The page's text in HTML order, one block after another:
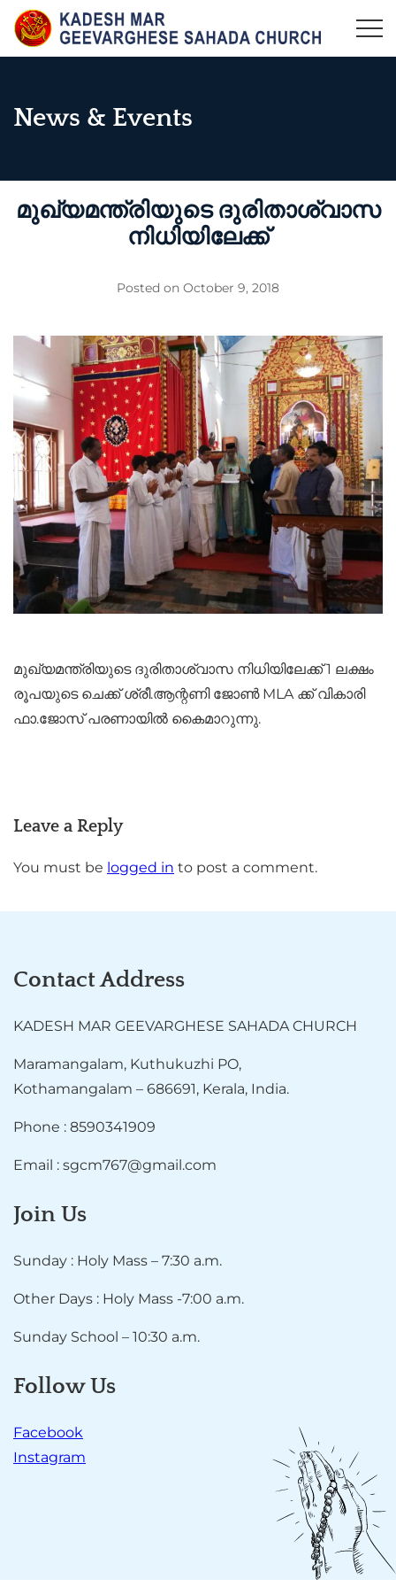
Skip
content
KADESH MAR GEEVARGHESE SAHADA CHURCH,
Maramangalam Pally
News & Events
മുഖ്യമന്ത്രിയുടെ ദുരിതാശ്വാസ
നിധിയിലേക്ക്
Posted on October 9, 2018
മുഖ്യമന്ത്രിയുടെ ദുരിതാശ്വാസ നിധിയിലേക്ക് 1 ലക്ഷം
രൂപയുടെ ചെക്ക് ശ്രീ.ആന്റണി ജോൺ MLA ക്ക് വികാരി
ഫാ.ജോസ് പരണായിൽ കൈമാറുന്നു.
Leave a Reply
You must be logged in to post a comment.
Contact Address
KADESH MAR GEEVARGHESE SAHADA CHURCH
Maramangalam, Kuthukuzhi PO,
Kothamangalam – 686691, Kerala, India.
Phone : 8590341909
Email : sgcm767@gmail.com
Join Us
Sunday : Holy Mass – 7:30 a.m.
Other Days : Holy Mass -7:00 a.m.
Sunday School – 10:30 a.m.
Follow Us
Facebook
Instagram